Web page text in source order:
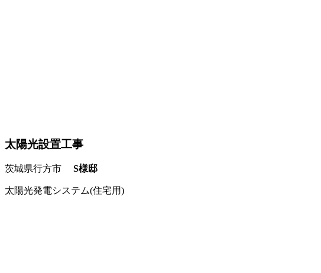
太陽光設置工事
茨城県行方市 S様邸
太陽光発電システム(住宅用)